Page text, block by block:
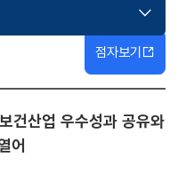
점자보기
건산업 우수성과 공유와
어